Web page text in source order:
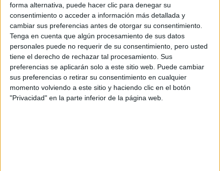
forma alternativa, puede hacer clic para denegar su
consentimiento o acceder a información más detallada y
cambiar sus preferencias antes de otorgar su consentimiento.
Tenga en cuenta que algún procesamiento de sus datos
personales puede no requerir de su consentimiento, pero usted
tiene el derecho de rechazar tal procesamiento. Sus
preferencias se aplicarán solo a este sitio web. Puede cambiar
sus preferencias o retirar su consentimiento en cualquier
momento volviendo a este sitio y haciendo clic en el botón
"Privacidad" en la parte inferior de la página web.
Comentarios
19 de junio, 2009 - 16:29
Eu
Desconectado